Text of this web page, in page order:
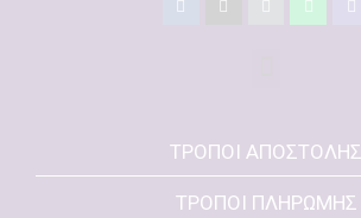
ΤΡΟΠΟΙ ΑΠΟΣΤΟΛΗΣ
ΤΡΟΠΟΙ ΠΛΗΡΩΜΗΣ